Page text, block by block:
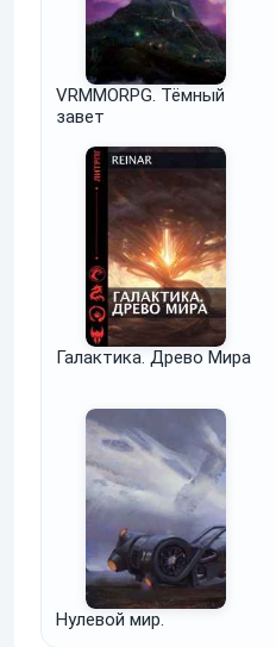
VRMMORPG. Тёмный
завет
Галактика. Древо Мира
Нулевой мир.